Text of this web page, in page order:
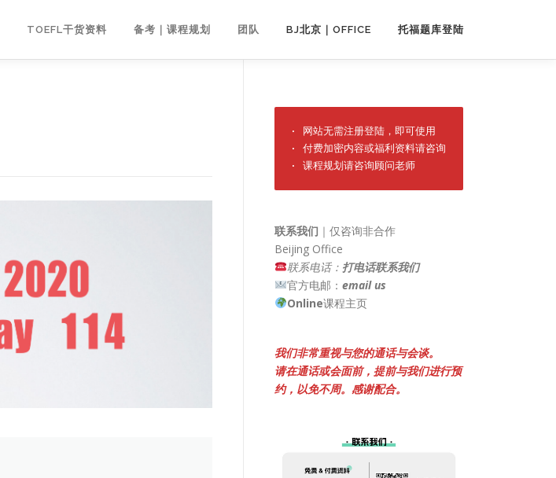
TOEFL干货资料 备考｜课程规划 团队 BJ北京｜OFFICE 托福题库登陆
· 网站无需注册登陆，即可使用
· 付费加密内容或福利资料请咨询
· 课程规划请咨询顾问老师
联系我们 ｜仅咨询非合作
Beijing Office
联系电话： 打电话联系我们
官方电邮： email us
Online课程主页
我们非常重视与您的通话与会谈。
请在通话或会面前，提前与我们进行预
约，以免不周。感谢配合。